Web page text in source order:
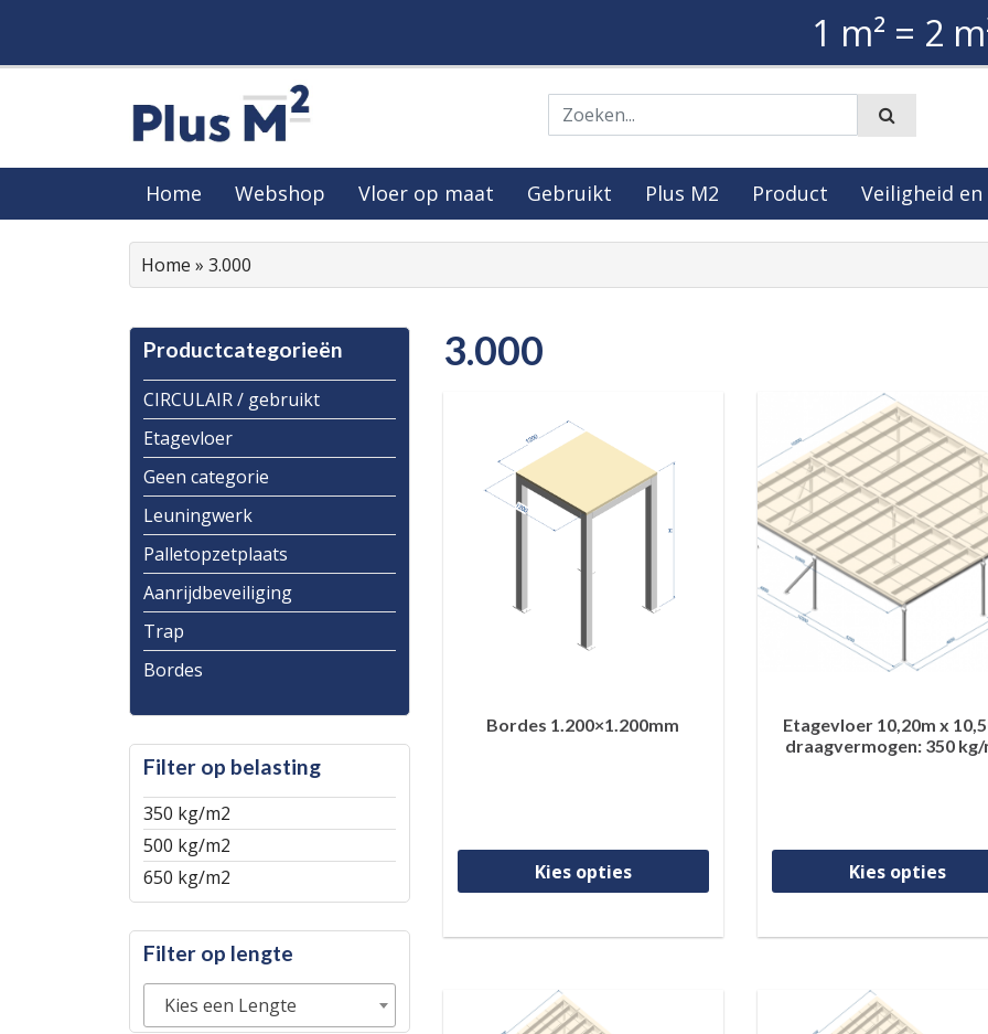
1 m² = 2
Zoeken
Home Webshop Vloer op maat Gebruikt Plus M2 Product Veiligheid
Home » 3.000
Productcategorieën
CIRCULAIR / gebruikt
Etagevloer
Geen categorie
Leuningwerk
Palletopzetplaats
Aanrijdbeveiliging
Trap
Bordes
Filter op belasting
350 kg/m2
500 kg/m2
650 kg/m2
Filter op lengte
Kies een Lengte
3.000
Bordes 1.200×1.200mm
Kies opties
Dit product heeft meerdere
Etagevloer 10,20m x
draagvermogen: 350 kg/
Kies opties